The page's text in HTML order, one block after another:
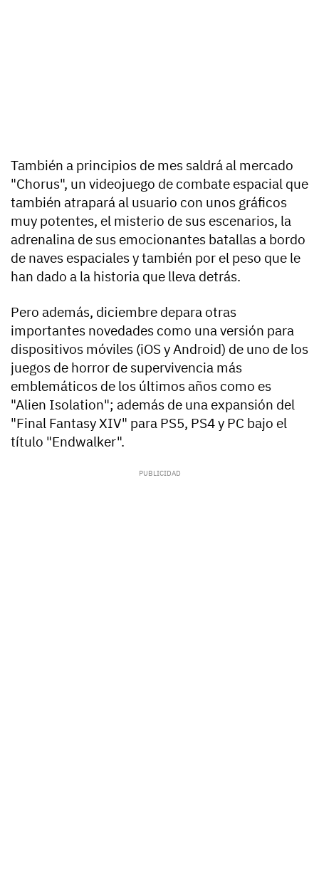
También a principios de mes saldrá al mercado
"Chorus", un videojuego de combate espacial que
también atrapará al usuario con unos gráficos
muy potentes, el misterio de sus escenarios, la
adrenalina de sus emocionantes batallas a bordo
de naves espaciales y también por el peso que le
han dado a la historia que lleva detrás.
Pero además, diciembre depara otras
importantes novedades como una versión para
dispositivos móviles (iOS y Android) de uno de los
juegos de horror de supervivencia más
emblemáticos de los últimos años como es
"Alien Isolation"; además de una expansión del
"Final Fantasy XIV" para PS5, PS4 y PC bajo el
título "Endwalker".